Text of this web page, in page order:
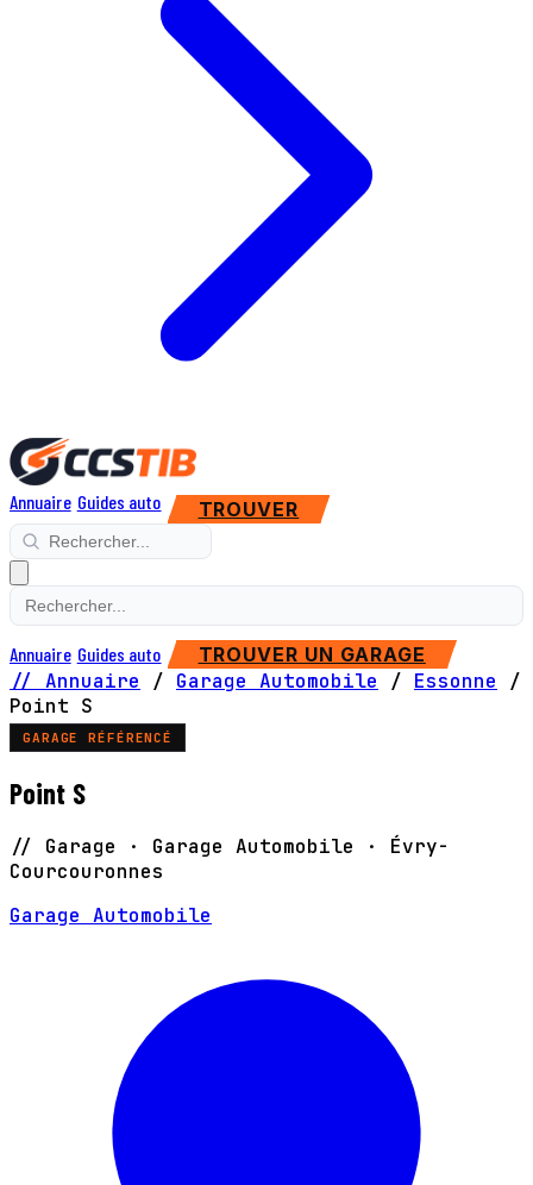
Annuaire Guides auto TROUVER
Annuaire Guides auto TROUVER UN GARAGE
// Annuaire / Garage Automobile / Essonne
/
Point S
GARAGE RÉFÉRENCÉ
Point S
// Garage · Garage Automobile · Évry-
Courcouronnes
Garage Automobile